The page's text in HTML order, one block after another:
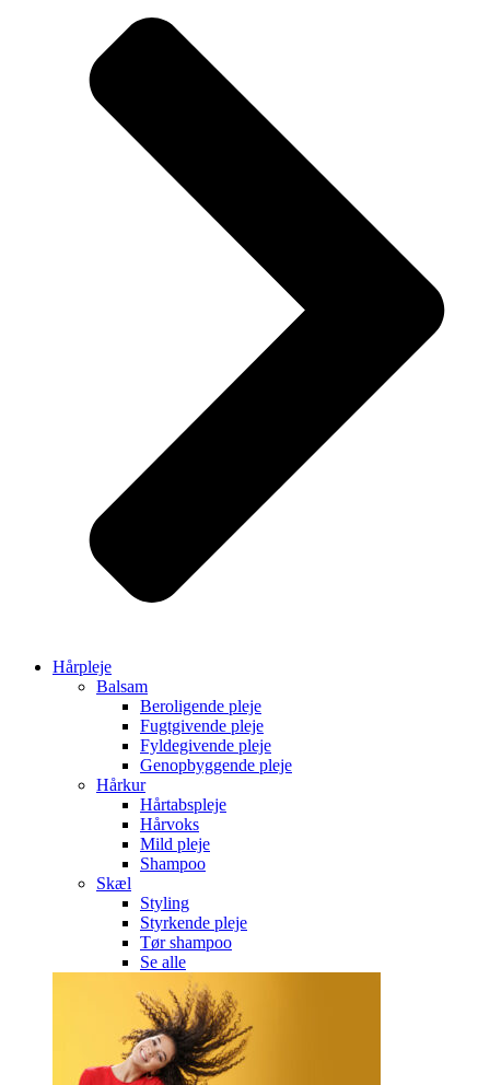
Hårpleje
Balsam
Beroligende pleje
Fugtgivende pleje
Fyldegivende pleje
Genopbyggende pleje
Hårkur
Hårtabspleje
Hårvoks
Mild pleje
Shampoo
Skæl
Styling
Styrkende pleje
Tør shampoo
Se alle